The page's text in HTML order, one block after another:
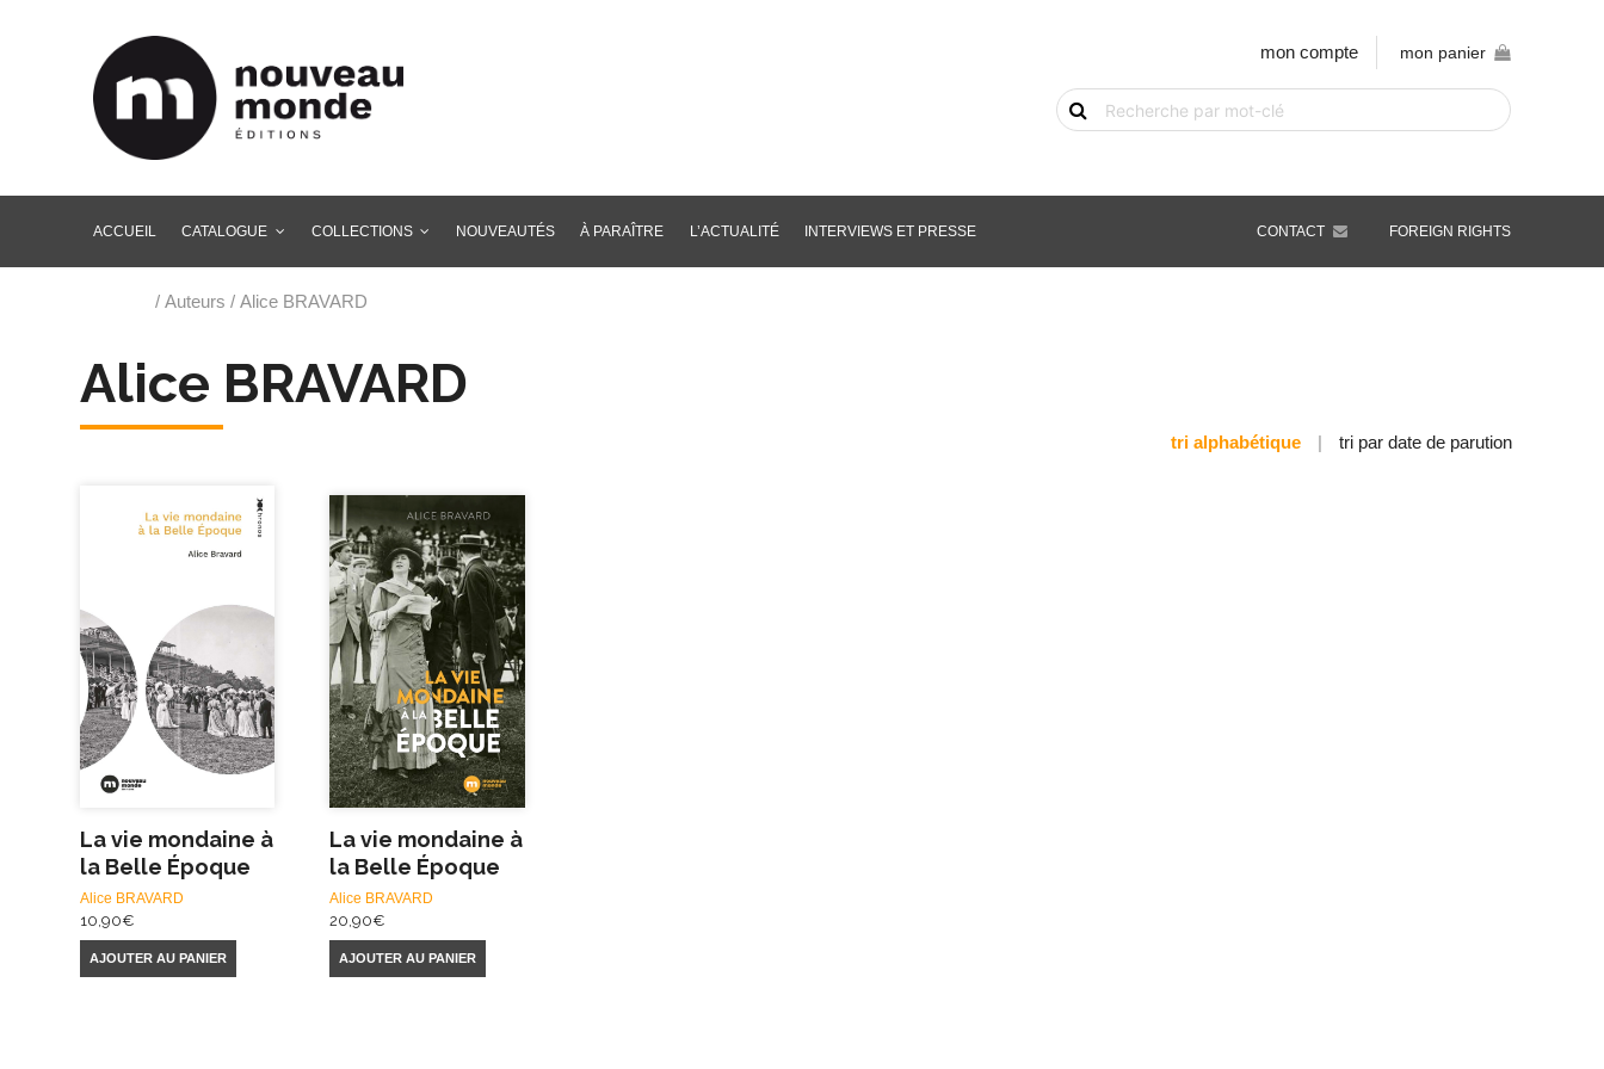
mon compte mon panier
Recherche
de
ACCUEIL
CATALOGUE COLLECTIONS NOUVEAUTÉS À PARAÎTRE L’ACTUALITÉ INTERVIEWS ET PRESSE FOREIGN RIGHTS
CONTACT
/ Auteurs / Alice BRAVARD
Alice BRAVARD
tri alphabétique | tri par date de parution
La vie mondaine à
la Belle Époque
Alice BRAVARD
10,90€
AJOUTER AU PANIER
La vie mondaine à
la Belle Époque
Alice BRAVARD
20,90€
AJOUTER AU PANIER